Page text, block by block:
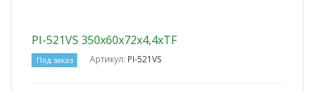
PI-521VS 350x60x72x4,4xTF
Под заказ Артикул: PI-521VS